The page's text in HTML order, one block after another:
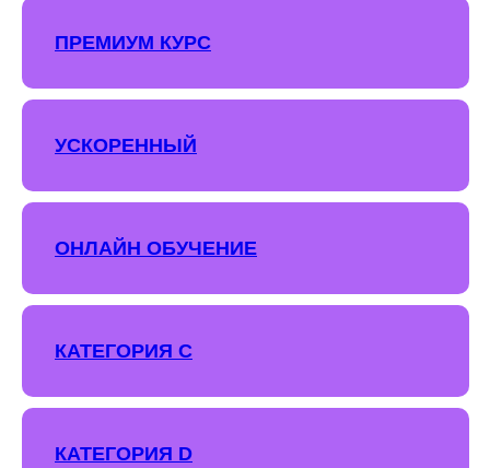
ПРЕМИУМ КУРС
УСКОРЕННЫЙ
ОНЛАЙН ОБУЧЕНИЕ
КАТЕГОРИЯ С
КАТЕГОРИЯ D